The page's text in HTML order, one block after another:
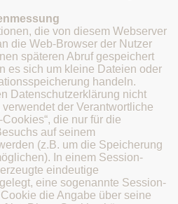
die von diesem Webserver
die Web-Browser der Nutzer
späteren Abruf gespeichert
es sich um kleine Dateien oder
handeln.
Datenschutzerklärung nicht
der Verantwortliche
die nur für die
auf seinem
(z.B. um die Speicherung
In einem Session-
eindeutige
eine sogenannte Session-
die Angabe über seine